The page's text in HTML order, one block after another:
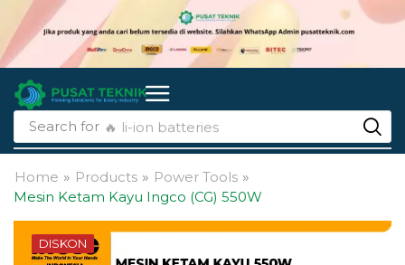
Search for 🔥 li-ion batteries
Home » Products » Power Tools »
Mesin Ketam Kayu Ingco (CG) 550W
DISKON